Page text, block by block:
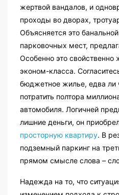
жертвой вандалов, и
проходы во дворах,
Объясняется это
парковочных мест,
Особенно это
эконом-класса.
бюджетное жилье, едва ли
потратить полтора
автомобиля. Логичней
лишние деньги, он
просторную квартиру. В
подземный паркинг на
прямом смысле слова –
Надежда на то, что